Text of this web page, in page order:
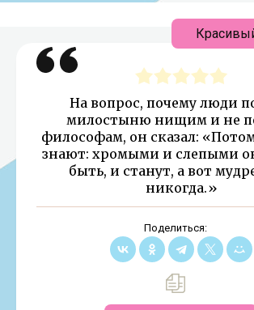
На вопрос, почему люди
милостыню нищим и не
философам, он сказал:
знают: хромыми и слепыми
быть, и станут, а вот
никогда.»
Поделиться: